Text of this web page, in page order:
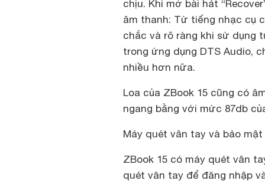
chịu. Khi mở bài hát
âm thanh: Từ tiếng nhạc cụ
chắc và rõ ràng khi sử dụng
trong ứng dụng DTS Audio,
nhiều hơn nữa.
Loa của ZBook 15 cũng có
ngang bằng với mức 87db
Máy quét vân tay và bảo mật
ZBook 15 có máy quét vân
quét vân tay để đăng nhập